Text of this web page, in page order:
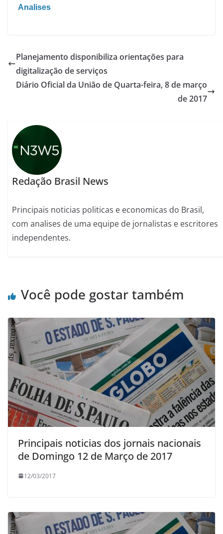
Analises
Planejamento disponibiliza orientações para
digitalização de serviços
Diário Oficial da União de Quarta-feira, 8 de março
de 2017
Redação Brasil News
Principais noticias politicas e economicas do Brasil,
com analises de uma equipe de jornalistas e escritores
independentes.
Você pode gostar também
Principais noticias dos jornais nacionais
de Domingo 12 de Março de 2017
12/03/2017